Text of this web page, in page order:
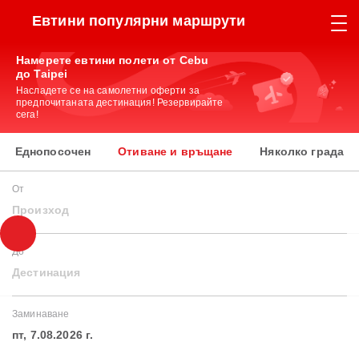
Евтини популярни маршрути
Намерете евтини полети от Cebu
до Taipei
Насладете се на самолетни оферти за
предпочитаната дестинация! Резервирайте
сега!
Еднопосочен Отиване и връщане Няколко града
От
Произход
До
Дестинация
Заминаване
пт, 7.08.2026 г.